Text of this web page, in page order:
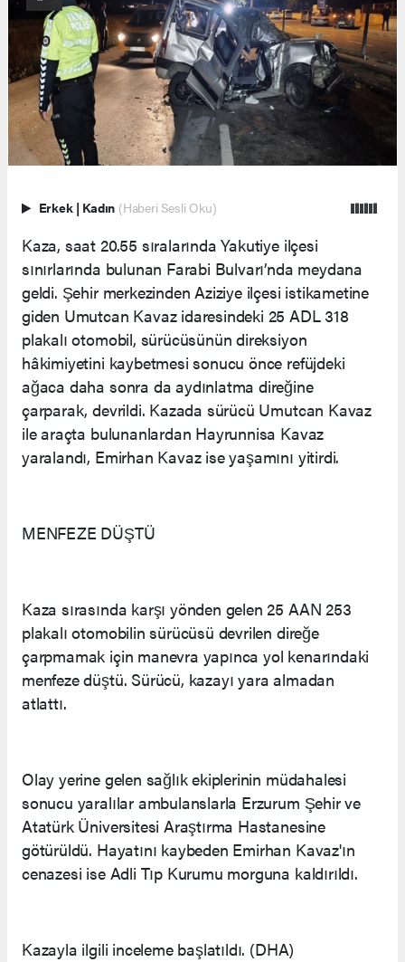
Erkek | Kadın (Haberi Sesli Oku)
Kaza, saat 20.55 sıralarında Yakutiye ilçesi
sınırlarında bulunan Farabi Bulvarı’nda meydana
geldi. Şehir merkezinden Aziziye ilçesi istikametine
giden Umutcan Kavaz idaresindeki 25 ADL 318
plakalı otomobil, sürücüsünün direksiyon
hâkimiyetini kaybetmesi sonucu önce refüjdeki
ağaca daha sonra da aydınlatma direğine
çarparak, devrildi. Kazada sürücü Umutcan Kavaz
ile araçta bulunanlardan Hayrunnisa Kavaz
yaralandı, Emirhan Kavaz ise yaşamını yitirdi.
MENFEZE DÜŞTÜ
Kaza sırasında karşı yönden gelen 25 AAN 253
plakalı otomobilin sürücüsü devrilen direğe
çarpmamak için manevra yapınca yol kenarındaki
menfeze düştü. Sürücü, kazayı yara almadan
atlattı.
Olay yerine gelen sağlık ekiplerinin müdahalesi
sonucu yaralılar ambulanslarla Erzurum Şehir ve
Atatürk Üniversitesi Araştırma Hastanesine
götürüldü. Hayatını kaybeden Emirhan Kavaz'ın
cenazesi ise Adli Tıp Kurumu morguna kaldırıldı.
Kazayla ilgili inceleme başlatıldı. (DHA)